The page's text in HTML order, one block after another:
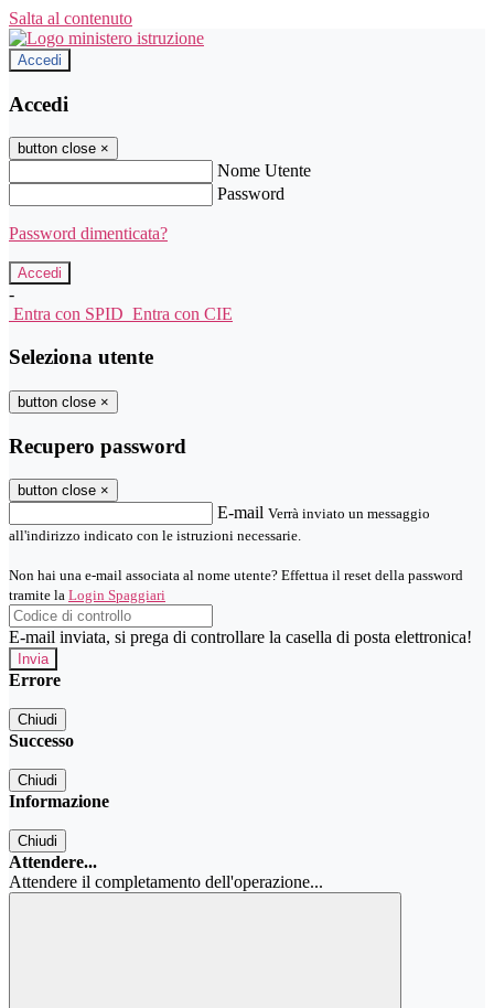
Salta al contenuto
Accedi
Accedi
button close ×
Nome Utente
Password
Password dimenticata?
-
Entra con SPID Entra con CIE
Seleziona utente
button close ×
Recupero password
button close ×
E-mail Verrà inviato un messaggio
all'indirizzo indicato con le istruzioni necessarie.
Non hai una e-mail associata al nome utente? Effettua il reset della password
tramite la Login Spaggiari
E-mail inviata, si prega di controllare la casella di posta elettronica!
Errore
Chiudi
Successo
Chiudi
Informazione
Chiudi
Attendere...
Attendere il completamento dell'operazione...